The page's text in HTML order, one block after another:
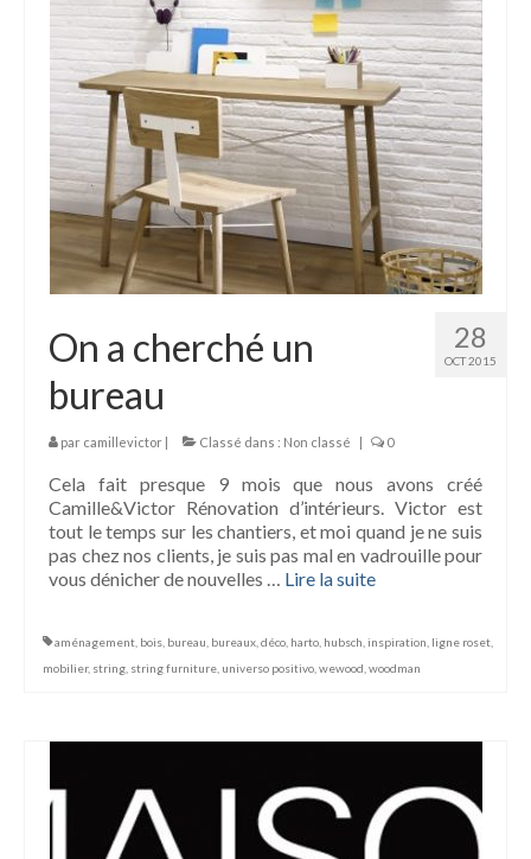
28
OCT 2015
On a cherché un
bureau
par camillevictor | Classé dans : Non classé | 0
Cela fait presque 9 mois que nous avons créé
Camille&Victor Rénovation d’intérieurs. Victor est
tout le temps sur les chantiers, et moi quand je ne suis
pas chez nos clients, je suis pas mal en vadrouille pour
vous dénicher de nouvelles … Lire la suite­­
aménagement bois bureau bureaux déco harto hubsch inspiration ligne roset
mobilier, string string furniture universo positivo wewood woodman